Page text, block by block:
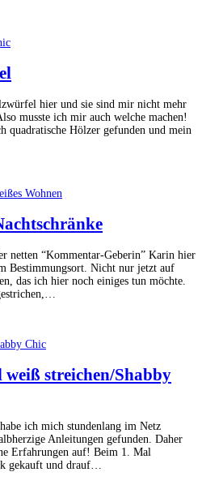
hier und sie sind mir nicht mehr
musste ich mir auch welche machen!
quadratische Hölzer gefunden und mein
Wohnen
netten “Kommentar-Geberin” Karin hier
Bestimmungsort. Nicht nur jetzt auf
das ich hier noch einiges tun möchte.
Chic
streichen/Shabby
ich mich stundenlang im Netz
Anleitungen gefunden. Daher
Erfahrungen auf! Beim 1. Mal
gekauft und drauf…